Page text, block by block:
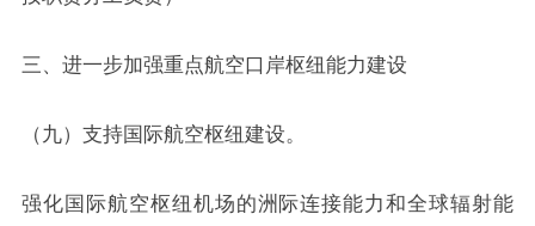
三、进一步加强重点航空口岸枢纽能力建设
（九）支持国际航空枢纽建设。
强化国际航空枢纽机场的洲际连接能力和全球辐射能